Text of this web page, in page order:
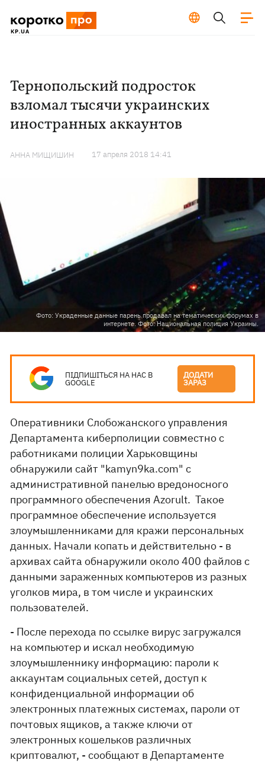
Тернопольский подросток
взломал тысячи украинских
иностранных аккаунтов
АННА МИЩИШИН 17 апреля 2018 14:41
Фото: Украденные данные парень продавал на тематических форумах в
интернете. Фото: Национальная полиция Украины.
ПІДПИШІТЬСЯ НА НАС В
GOOGLE
ДОДАТИ
ЗАРАЗ
Оперативники Слобожанского управления
Департамента киберполиции совместно с
работниками полиции Харьковщины
обнаружили сайт "kamyn9ka.com" с
административной панелью вредоносного
программного обеспечения Azorult. Такое
программное обеспечение используется
злоумышленниками для кражи персональных
данных. Начали копать и действительно - в
архивах сайта обнаружили около 400 файлов с
данными зараженных компьютеров из разных
уголков мира, в том числе и украинских
пользователей.
- После перехода по ссылке вирус загружался
на компьютер и искал необходимую
злоумышленнику информацию: пароли к
аккаунтам социальных сетей, доступ к
конфиденциальной информации об
электронных платежных системах, пароли от
почтовых ящиков, а также ключи от
электронных кошельков различных
криптовалют, - сообщают в Департаменте